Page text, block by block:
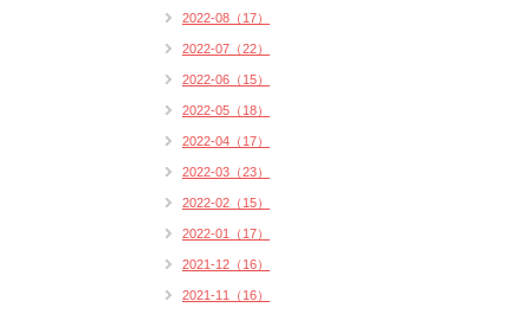
2022-08（17）
2022-07（22）
2022-06（15）
2022-05（18）
2022-04（17）
2022-03（23）
2022-02（15）
2022-01（17）
2021-12（16）
2021-11（16）